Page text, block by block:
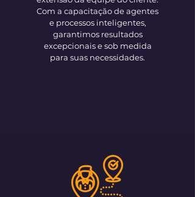
Com a capacitação de agentes
e processos inteligentes,
garantimos resultados
excepcionais e sob medida
para suas necessidades.